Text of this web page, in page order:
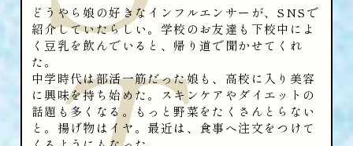
どうやら娘の好きなインフルエンサーが、SNSで
紹介していたらしい。学校のお友達も下校中によ
く豆乳を飲んでいると、帰り道で聞かせてくれ
た。
中学時代は部活一筋だった娘も、高校に入り美容
に興味を持ち始めた。スキンケアやダイエットの
話題も多くなる。もっと野菜をたくさんとらない
と。揚げ物はイヤ。最近は、食事へ注文をつけて